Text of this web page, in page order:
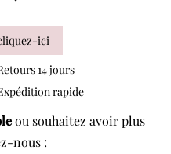
ici
14 jours
rapide
ou souhaitez avoir plus
nous :